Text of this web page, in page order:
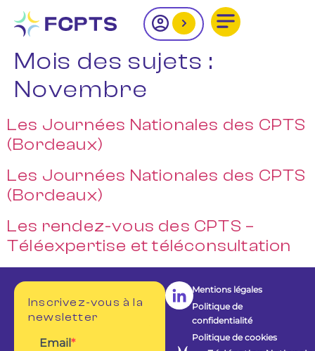
Mois des sujets :
Novembre
Les Journées Nationales des CPTS
(Bordeaux)
Les Journées Nationales des CPTS
(Bordeaux)
Les rendez-vous des CPTS –
Téléexpertise et téléconsultation
Mentions légales
Politique de
confidentialité
Politique de cookies
Inscrivez-vous à la
newsletter
Email